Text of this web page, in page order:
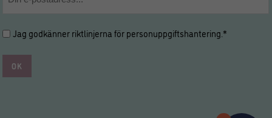
Hantering
personuppgifter
*
Jag godkänner riktlinjerna förpersonuppgiftshantering .*